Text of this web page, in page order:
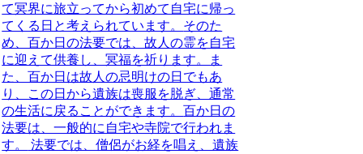
て冥界に旅立ってから初めて自宅に帰っ
てくる日と考えられています。 そのた
め、百か日の法要では、故人の霊を自宅
に迎えて供養し、冥福を祈ります。ま
た、百か日は故人の忌明けの日でもあ
り、この日から遺族は喪服を脱ぎ、通常
の生活に戻ることができます。百か日の
法要は、一般的に自宅や寺院で行われま
す。
法要では、僧侶がお経を唱え、遺族